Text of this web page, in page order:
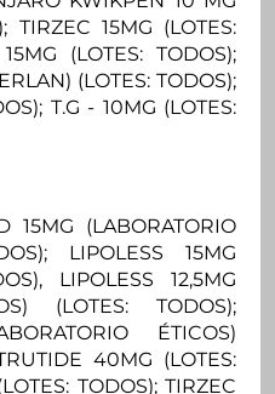
TIRZEC 15MG (LOTES:
(LOTES: TODOS);
(LOTES: TODOS);
T.G - 10MG (LOTES:
15MG (LABORATORIO
LIPOLESS 15MG
LIPOLESS 12,5MG
(LOTES: TODOS);
ÉTICOS)
40MG (LOTES:
TODOS); TIRZEC